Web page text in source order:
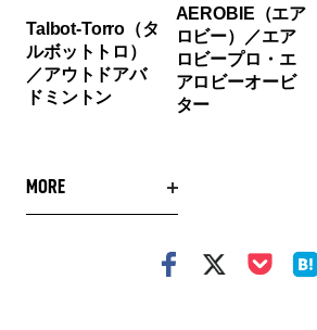
Talbot-Torro（タ
ルボットトロ）
／アウトドアバ
ドミントン
AEROBIE（エア
ロビー）／エア
ロビープロ・エ
アロビーオービ
ター
MORE